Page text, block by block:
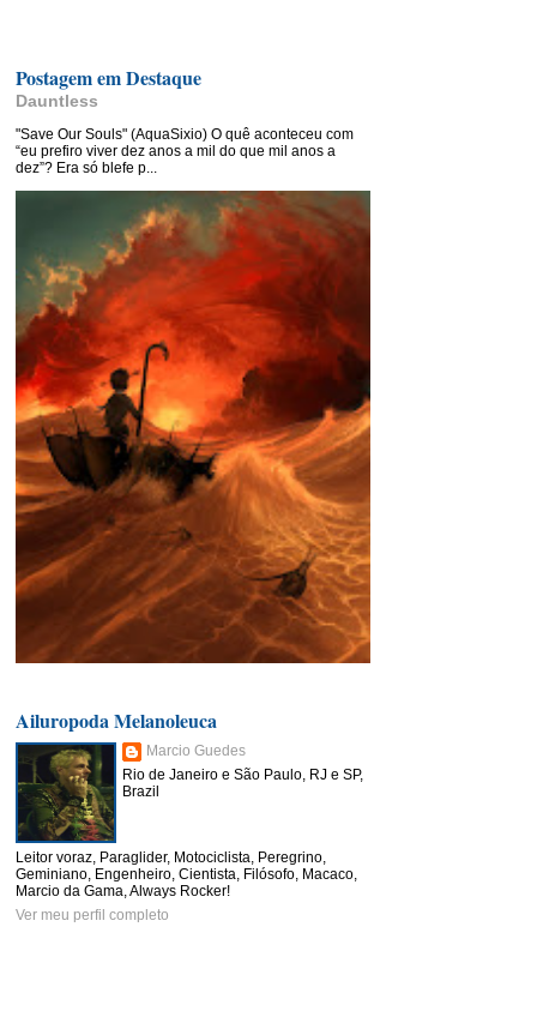
Postagem em Destaque
Dauntless
"Save Our Souls" (AquaSixio) O quê aconteceu com
“eu prefiro viver dez anos a mil do que mil anos a
dez”? Era só blefe p...
Ailuropoda Melanoleuca
Marcio Guedes
Rio de Janeiro e São Paulo, RJ e SP,
Brazil
Leitor voraz, Paraglider, Motociclista, Peregrino,
Geminiano, Engenheiro, Cientista, Filósofo, Macaco,
Marcio da Gama, Always Rocker!
Ver meu perfil completo